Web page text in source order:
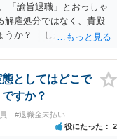
「諭旨退職」とおっしゃ
解雇処分ではなく、貴殿
うか？ しかし、記載さ
理由が必要であり、かつ
ない限り、解雇は無効で
、勤務先に与えた影響な
ることができません。
ません。 ある程度労働
、一度、お近くの弁護
としてはどこで
すか？
#退職金未払い
役にたった 2